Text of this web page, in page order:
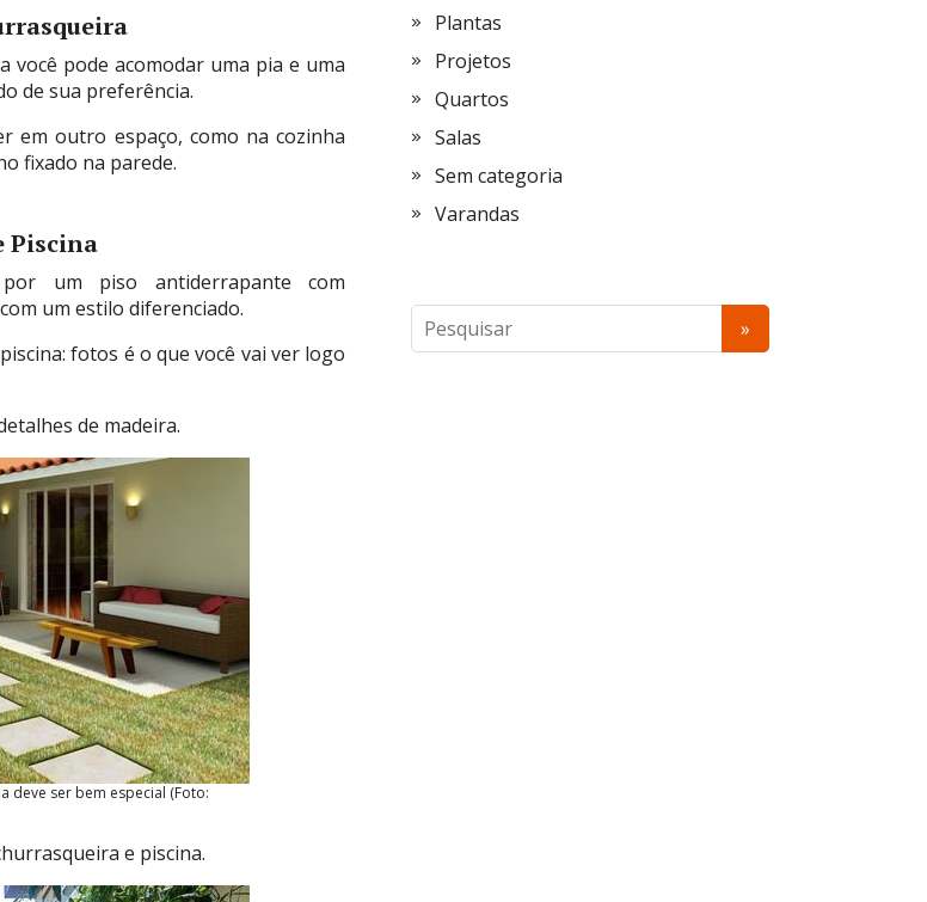
você pode acomodar uma pia e uma
de sua preferência.
em outro espaço, como na cozinha
fixado na parede.
Piscina
um piso antiderrapante com
um estilo diferenciado.
fotos é o que você vai ver logo
de madeira.
deve ser bem especial (Foto:
e piscina.
Plantas
Projetos
Quartos
Salas
Sem categoria
Varandas